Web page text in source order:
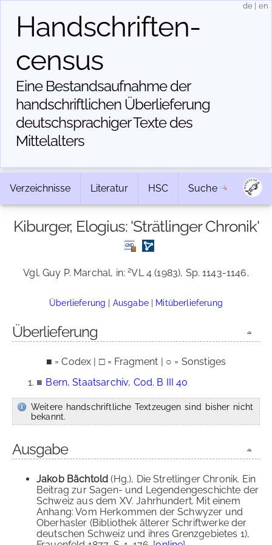
Handschriften­
census
Eine Bestandsaufnahme der
handschriftlichen Über­lieferung
deutschsprachiger Texte des
Mittelalters
de en
Verzeichnisse Literatur HSC Suche
Kiburger, Elogius: 'Strätlinger Chronik'
Vgl. Guy P. Marchal, in:2VL 4 (1983), Sp. 1143-1146.
Überlieferung | Ausgabe| Mitüberlieferung
Überlieferung
■ = Codex | □ = Fragment | ○ = Sonstiges
■ Bern, Staatsarchiv, Cod. B III 40
Weitere handschriftliche Textzeugen sind bisher nicht
bekannt.
Ausgabe
Jakob Bächtold(Hg.), Die Stretlinger Chronik. Ein
Beitrag zur Sagen- und Legendengeschichte der
Schweiz aus dem XV. Jahrhundert. Mit einem
Anhang: Vom Herkommen der Schwyzer und
Oberhasler (Bibliothek älterer Schriftwerke der
deutschen Schweiz und ihres Grenzgebietes 1),